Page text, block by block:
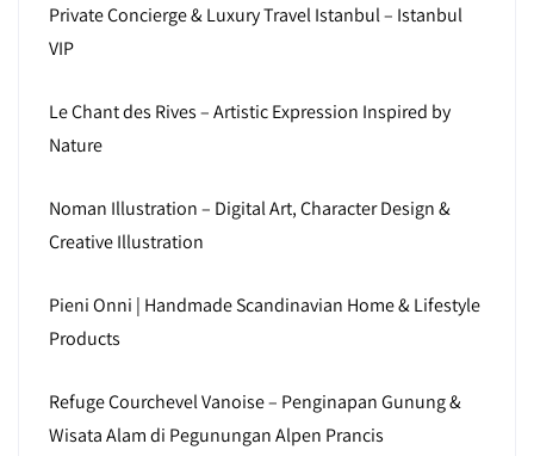
Private Concierge & Luxury Travel Istanbul – Istanbul
VIP
Le Chant des Rives – Artistic Expression Inspired by
Nature
Noman Illustration – Digital Art, Character Design &
Creative Illustration
Pieni Onni | Handmade Scandinavian Home & Lifestyle
Products
Refuge Courchevel Vanoise – Penginapan Gunung &
Wisata Alam di Pegunungan Alpen Prancis